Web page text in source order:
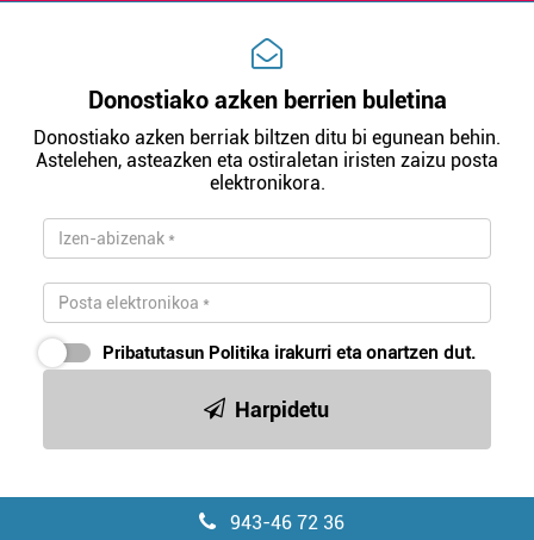
Donostiako azken berrien buletina
Donostiako azken berriak biltzen ditu bi egunean behin.
Astelehen, asteazken eta ostiraletan iristen zaizu posta
elektronikora.
Pribatutasun Politika irakurri eta onartzen dut.
Harpidetu
943-46 72 36